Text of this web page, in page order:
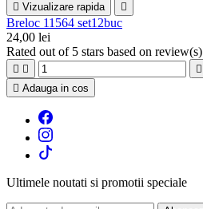
 Vizualizare rapida 
Breloc 11564 set12buc
24,00 lei
Rated out of 5 stars based on review(s)
  
 Adauga in cos
Ultimele noutati si promotii speciale